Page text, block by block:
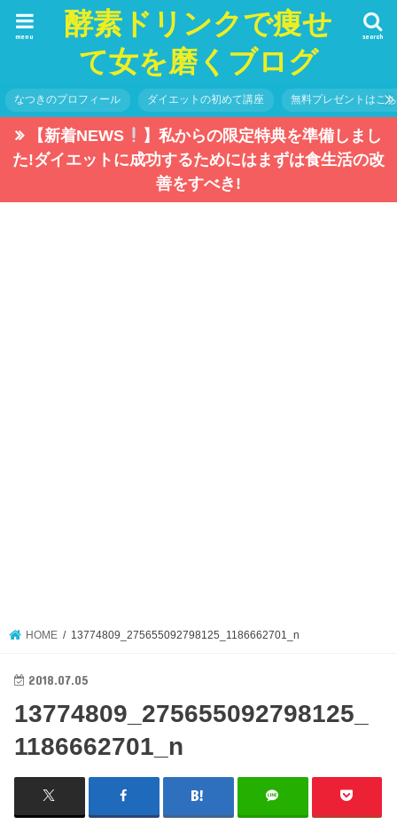
酵素ドリンクで痩せ
て女を磨くブログ
search
menu
なつきのプロフィール ダイエットの初めて講座 無料プレゼントはこ
【新着NEWS
】私からの限定特典を準備しまし
た!ダイエットに成功するためにはまずは食生活の改
善をすべき!
HOME 13774809_275655092798125_1186662701_n
2018.07.05
13774809_275655092798125_
1186662701_n